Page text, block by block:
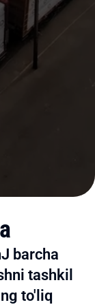
barcha
tashkil
to'liq